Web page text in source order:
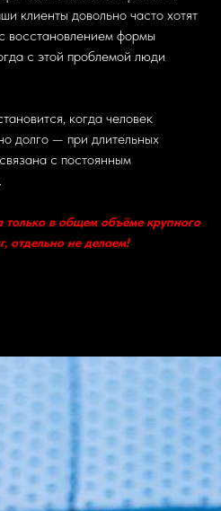
клиенты довольно часто хотят
восстановлением формы
с этой проблемой люди
когда человек
долго — при длительных
с постоянным
только в общем объёме крупного
отдельно не делаем!